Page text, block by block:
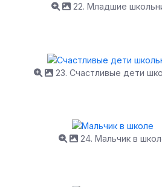
22. Младшие
23. Счастливые дети
24. Мальчик в